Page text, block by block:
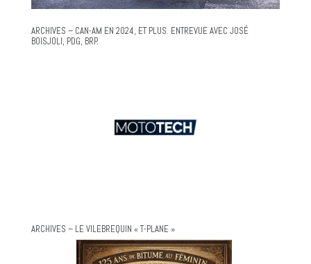
ARCHIVES – CAN-AM EN 2024, ET PLUS. ENTREVUE AVEC JOSÉ
BOISJOLI, PDG, BRP.
ARCHIVES – LE VILEBREQUIN « T-PLANE »